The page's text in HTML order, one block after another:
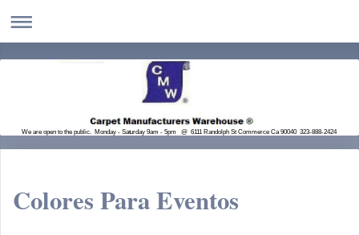
We are open to the public. Monday - Saturday 9am - 5pm @ 6111 Randolph St Commerce Ca 90040 323-888-2424
Colores Para Eventos